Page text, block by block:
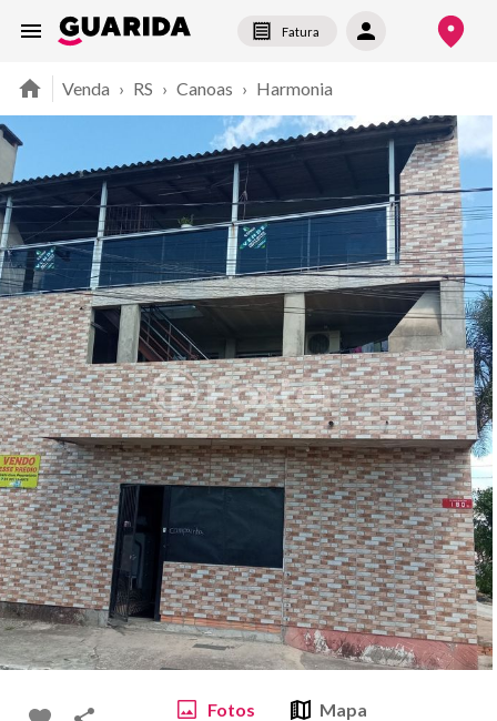
Fatura
Venda › RS › Canoas › Harmonia
Fotos Mapa